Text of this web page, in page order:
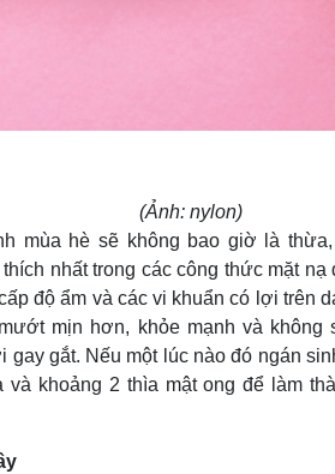
(Ảnh: nylon)
mùa hè sẽ không bao giờ là
nhất trong các công thức mặt
độ ẩm và các vi khuẩn có lợi trên
mịn hơn, khỏe mạnh và không
gay gắt. Nếu một lúc nào đó ngán
và khoảng 2 thìa mật ong để làm